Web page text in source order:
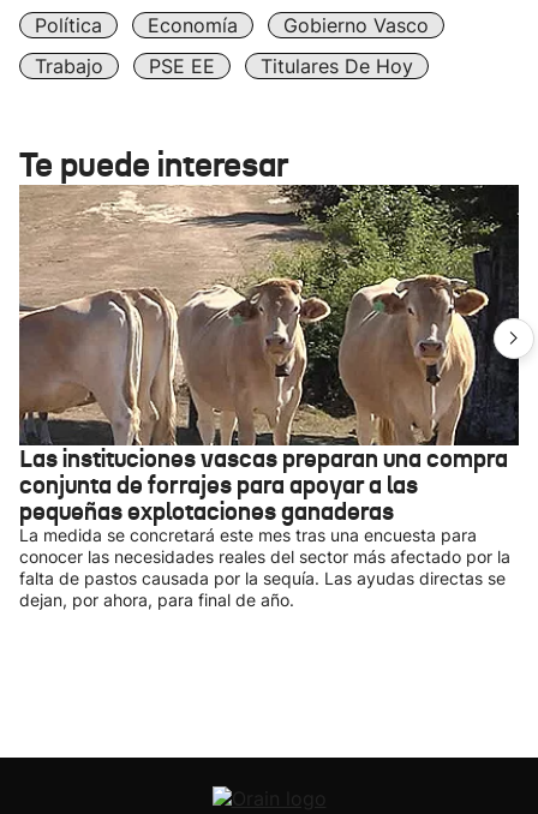
Política Economía
Gobierno Vasco
Trabajo
PSE EE Titulares De Hoy
Te puede interesar
Las instituciones vascas preparan una compra
conjunta de forrajes para apoyar a las
pequeñas explotaciones ganaderas
La medida se concretará este mes tras una encuesta para
conocer las necesidades reales del sector más afectado por la
falta de pastos causada por la sequía. Las ayudas directas se
dejan, por ahora, para final de año.